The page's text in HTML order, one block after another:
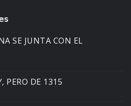
SE JUNTA CON EL
PERO DE 1315